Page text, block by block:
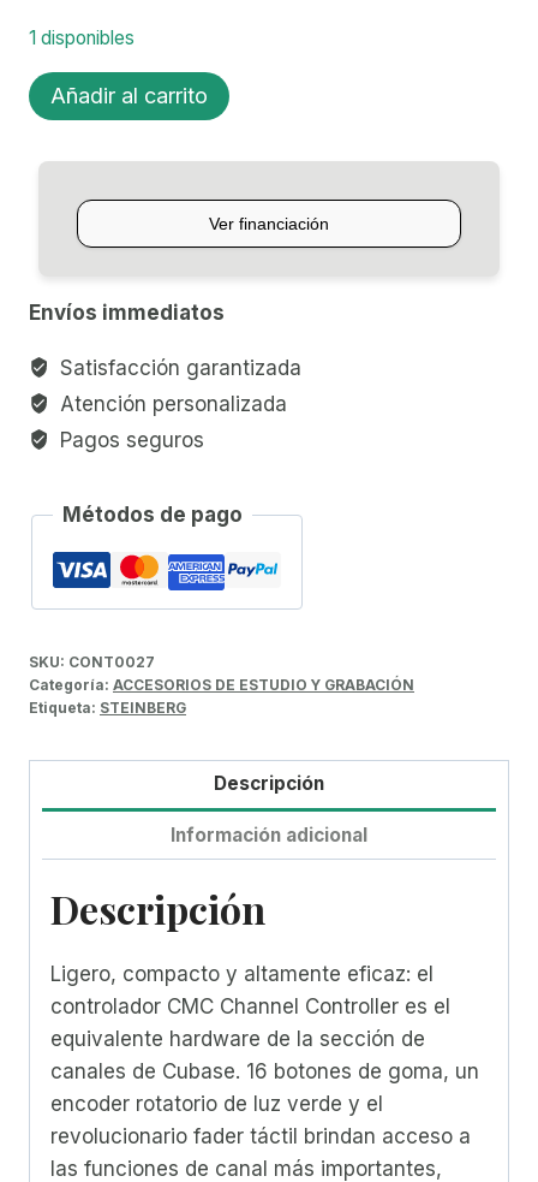
1 disponibles
CONTROLADOR
PARA
CMC-
cantidad
Añadir al carrito
Envíos immediatos
Satisfacción garantizada
Atención personalizada
Pagos seguros
Métodos de pago
SKU: CONT0027
Categoría: ACCESORIOS DE ESTUDIO Y GRABACIÓN
Etiqueta: STEINBERG
Descripción
Información adicional
Descripción
Ligero, compacto y altamente eficaz: el
controlador CMC Channel Controller es el
equivalente hardware de la sección de
canales de Cubase. 16 botones de goma, un
encoder rotatorio de luz verde y el
revolucionario fader táctil brindan acceso a
las funciones de canal más importantes,